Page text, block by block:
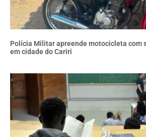
Polícia Militar apreende motocicleta com
em cidade do Cariri